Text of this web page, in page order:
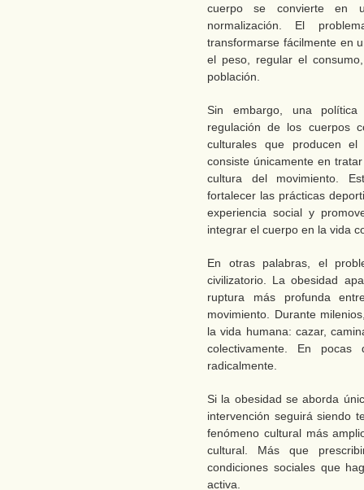
cuerpo se convierte en
normalización. El
transformarse fácilmente en
el peso, regular el
población.
Sin embargo, una política
regulación de los cuerpos
culturales que producen
consiste únicamente en
cultura del movimiento.
fortalecer las prácticas
experiencia social y
integrar el cuerpo en la vida
En otras palabras, el
civilizatorio. La obesidad
ruptura más profunda
movimiento. Durante
la vida humana: cazar,
colectivamente. En
radicalmente.
Si la obesidad se aborda
intervención seguirá siendo
fenómeno cultural más
cultural. Más que
condiciones sociales que
activa.